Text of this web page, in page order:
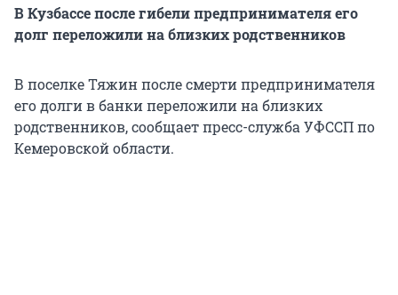
В Кузбассе после гибели предпринимателя его
долг переложили на близких родственников
В поселке Тяжин после смерти предпринимателя
его долги в банки переложили на близких
родственников, сообщает пресс-служба УФССП по
Кемеровской области.